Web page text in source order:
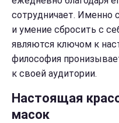
сотрудничает. Именно
и умение сбросить с
являются ключом к
философия
к своей аудитории.
Настоящая
масок